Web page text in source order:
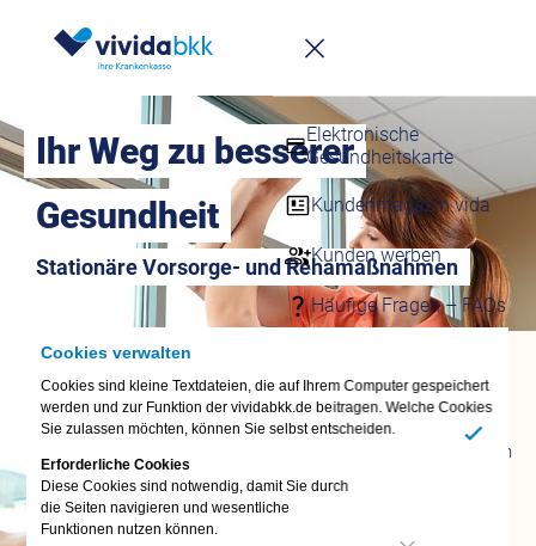
Cookies verwalten
Cookies sind kleine Textdateien, die auf Ihrem Computer gespeichert
werden und zur Funktion der vividabkk.de beitragen. Welche Cookies
Sie zulassen möchten, können Sie selbst entscheiden.
Erforderliche Cookies
Diese Cookies sind notwendig, damit Sie durch
die Seiten navigieren und wesentliche
Funktionen nutzen können.
Infomappe
Elektronische
Gesundheitskarte
Kundenmagazin vida
Kunden werben
Häufige Fragen – FAQs
Antworten
FAQ
Termin vereinbaren
Ihr Weg zu besserer
Gesundheit
Stationäre Vorsorge- und Rehamaßnahmen